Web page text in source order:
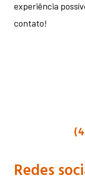
experiência
contato!
Redes